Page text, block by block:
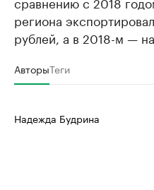
региона
рублей, а в 2018-м —
АвторыТеги
Надежда Будрина